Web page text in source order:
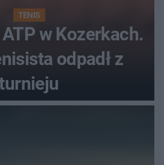
TENIS
w Kozerkach.
odpadł z